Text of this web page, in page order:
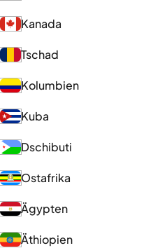
Kanada
Tschad
Kolumbien
Kuba
Dschibuti
Ostafrika
Ägypten
Äthiopien